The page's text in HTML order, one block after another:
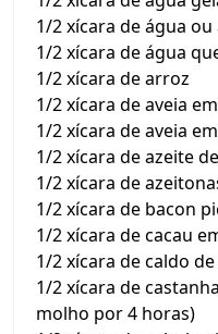
1/2 xícara de água
1/2 xícara de água
1/2 xícara de arroz
1/2 xícara de aveia
1/2 xícara de aveia
1/2 xícara de azeite
1/2 xícara de
1/2 xícara de bacon
1/2 xícara de cacau
1/2 xícara de caldo
1/2 xícara de
molho por 4 horas)